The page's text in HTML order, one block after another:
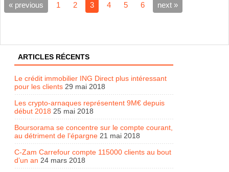
« previous 1 2 3 4 5 6 next »
ARTICLES RÉCENTS
Le crédit immobilier ING Direct plus intéressant
pour les clients 29 mai 2018
Les crypto-arnaques représentent 9M€ depuis
début 2018 25 mai 2018
Boursorama se concentre sur le compte courant,
au détriment de l’épargne 21 mai 2018
C-Zam Carrefour compte 115000 clients au bout
d’un an 24 mars 2018